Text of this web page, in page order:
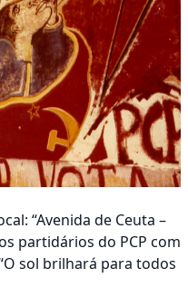
“Avenida de Ceuta –
partidários do PCP com
sol brilhará para todos